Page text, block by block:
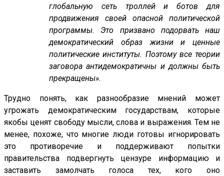
глобальную сеть троллей и ботов для
продвижения своей опасной политической
программы. Это призвано подорвать наш
демократический образ жизни и ценные
политические институты. Поэтому все теории
заговора антидемократичны и должны быть
прекращены».
Трудно понять, как разнообразие мнений может
угрожать демократическим государствам, которые
якобы ценят свободу мысли, слова и выражения. Тем не
менее, похоже, что многие люди готовы игнорировать
это противоречие и поддерживают попытки
правительства подвергнуть цензуре информацию и
заставить замолчать голоса тех, кого оно